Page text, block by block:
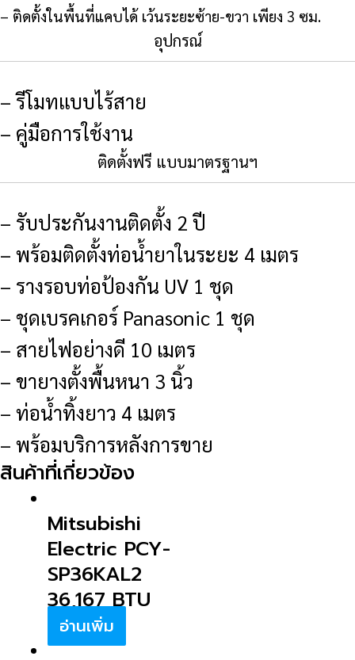
– ติดตั้งในพื้นที่แคบได้ เว้นระยะซ้าย-ขวา เพียง 3 ซม.
อุปกรณ์
– รีโมทแบบไร้สาย
– คู่มือการใช้งาน
ติดตั้งฟรี แบบมาตรฐานฯ
– รับประกันงานติดตั้ง 2 ปี
– พร้อมติดตั้งท่อน้ำยาในระยะ 4 เมตร
– รางรอบท่อป้องกัน UV 1 ชุด
– ชุดเบรคเกอร์ Panasonic 1 ชุด
– สายไฟอย่างดี 10 เมตร
– ขายางตั้งพื้นหนา 3 นิ้ว
– ท่อน้ำทิ้งยาว 4 เมตร
– พร้อมบริการหลังการขาย
สินค้าที่เกี่ยวข้อง
Mitsubishi
Electric PCY-
SP36KAL2
36,167 BTU
อ่านเพิ่ม